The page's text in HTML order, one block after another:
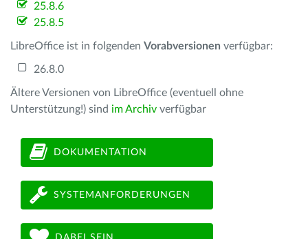
25.8.6
25.8.5
LibreOffice ist in folgenden Vorabversionen verfügbar:
26.8.0
Ältere Versionen von LibreOffice (eventuell ohne
Unterstützung!) sind im Archiv verfügbar
DOKUMENTATION
SYSTEMANFORDERUNGEN